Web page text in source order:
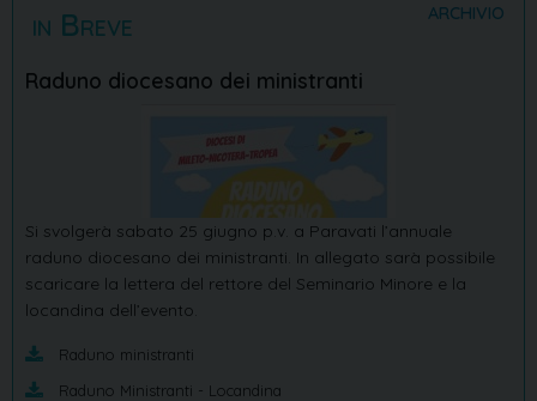
in Breve ARCHIVIO
Raduno diocesano dei ministranti
Si svolgerà sabato 25 giugno p.v. a Paravati l’annuale
raduno diocesano dei ministranti. In allegato sarà possibile
scaricare la lettera del rettore del Seminario Minore e la
locandina dell’evento.
Raduno ministranti
Raduno Ministranti - Locandina